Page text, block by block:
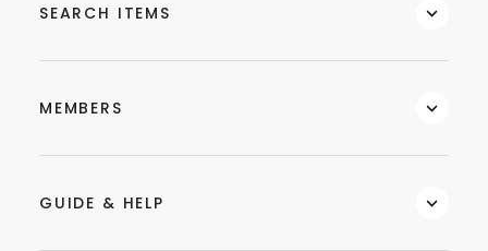
SEARCH ITEMS
MEMBERS
GUIDE & HELP